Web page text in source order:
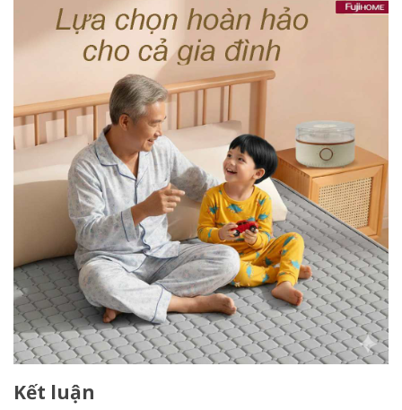
Kết luận